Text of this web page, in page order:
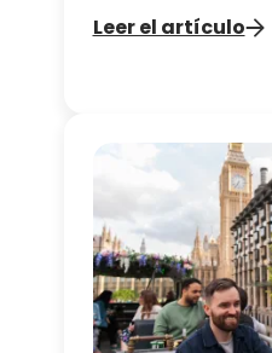
te sumerjas en el
recorrido elegido.
por Londres:</
</p><p><o:p></
Leer el artículo